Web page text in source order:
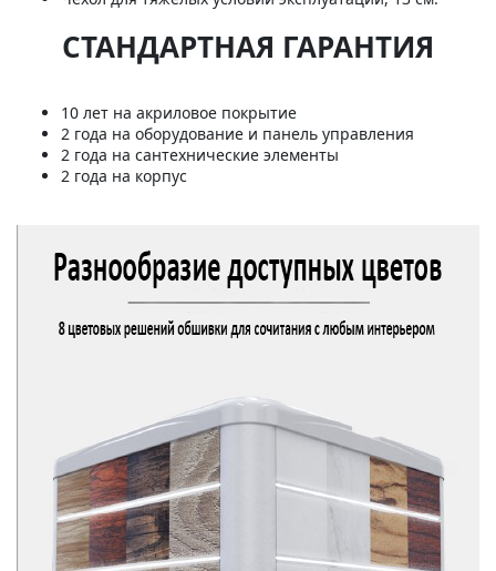
СТАНДАРТНАЯ ГАРАНТИЯ
10 лет на акриловое покрытие
2 года на оборудование и панель управления
2 года на сантехнические элементы
2 года на корпус